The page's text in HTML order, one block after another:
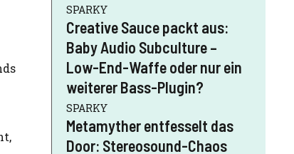
SPARKY
Creative Sauce packt aus:
Baby Audio Subculture –
Low-End-Waffe oder nur ein
weiterer Bass-Plugin?
SPARKY
Metamyther entfesselt das
Door: Stereosound-Chaos